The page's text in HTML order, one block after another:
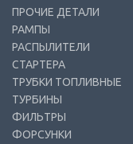
ПРОЧИЕ ДЕТАЛИ
РАМПЫ
РАСПЫЛИТЕЛИ
СТАРТЕРА
ТРУБКИ ТОПЛИВНЫЕ
ТУРБИНЫ
ФИЛЬТРЫ
ФОРСУНКИ